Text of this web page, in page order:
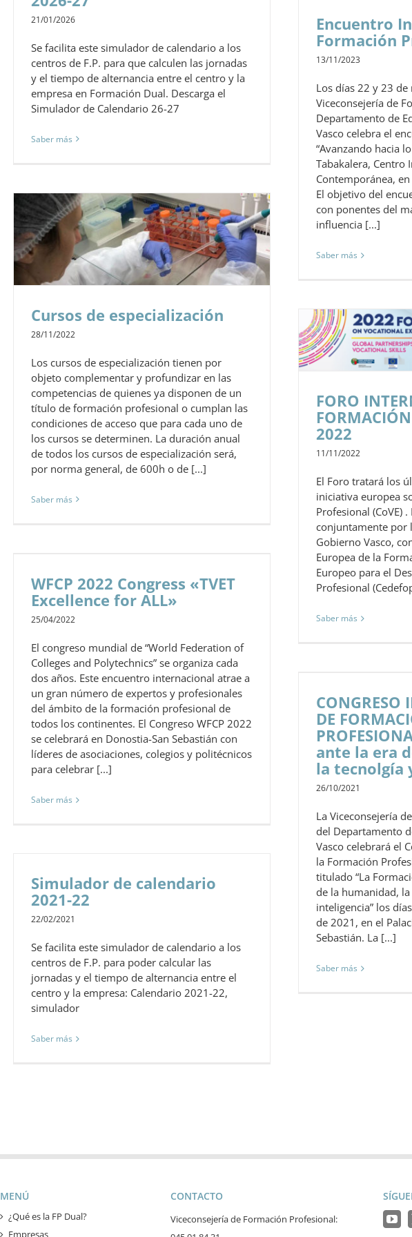
21/01/2026
Se facilita este simulador de calendario a los
centros de F.P. para que calculen las jornadas
y el tiempo de alternancia entre el centro y la
empresa en Formación Dual. Descarga el
Simulador de Calendario 26-27
Saber más
Encuentro
Formación
13/11/2023
Los días 22 y 23
Viceconsejería de
Departamento de
Vasco celebra el
“Avanzando hacia
Tabakalera, Centro
Contemporánea,
El objetivo del
con ponentes del
influencia [...]
Saber más
Cursos de especialización
28/11/2022
Los cursos de especialización tienen por
objeto complementar y profundizar en las
competencias de quienes ya disponen de un
título de formación profesional o cumplan las
condiciones de acceso que para cada uno de
los cursos se determinen. La duración anual
de todos los cursos de especialización será,
por norma general, de 600h o de [...]
Saber más
FORO
2022
11/11/2022
El Foro tratará los
iniciativa europea
Profesional (CoVE)
conjuntamente por
Gobierno Vasco,
Europea de la
Europeo para el
Profesional
Saber más
WFCP 2022 Congress «TVET
Excellence for ALL»
25/04/2022
El congreso mundial de “World Federation of
Colleges and Polytechnics” se organiza cada
dos años. Este encuentro internacional atrae a
un gran número de expertos y profesionales
del ámbito de la formación profesional de
todos los continentes. El Congreso WFCP 2022
se celebrará en Donostia-San Sebastián con
líderes de asociaciones, colegios y politécnicos
para celebrar [...]
Saber más
CONGRESO
DE
ante la era
la tecnolgía
26/10/2021
La Viceconsejería
del Departamento
Vasco celebrará el
la Formación
titulado “La
de la humanidad,
inteligencia” los
de 2021, en el
Sebastián. La [...]
Saber más
Simulador de calendario
2021-22
22/02/2021
Se facilita este simulador de calendario a los
centros de F.P. para poder calcular las
jornadas y el tiempo de alternancia entre el
centro y la empresa: Calendario 2021-22,
simulador
Saber más
MENÚ
¿Qué es la FP Dual?
Empresas
CONTACTO
Viceconsejería de Formación Profesional: